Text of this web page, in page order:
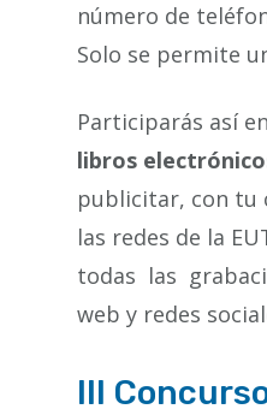
número de
Solo se permite
Participarás así
libros
publicitar, con tu
las redes de la
todas las
web y redes
III